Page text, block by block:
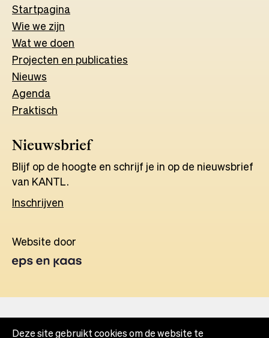
Startpagina
Wie we zijn
Wat we doen
Projecten en publicaties
Nieuws
Agenda
Praktisch
Nieuwsbrief
Blijf op de hoogte en schrijf je in op de nieuwsbrief
van KANTL.
Inschrijven
Website door
in
tab
Deze site gebruikt cookies om de website te